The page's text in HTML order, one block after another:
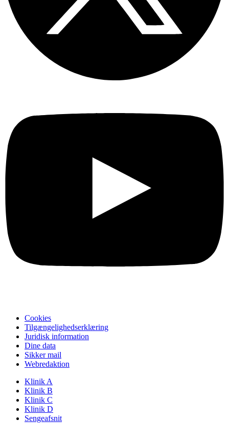
Cookies
Tilgængelighedserklæring
Juridisk information
Dine data
Sikker mail
Webredaktion
Klinik A
Klinik B
Klinik C
Klinik D
Sengeafsnit